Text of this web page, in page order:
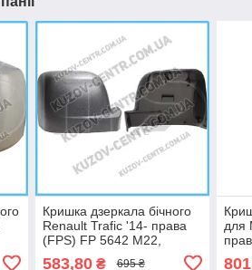
Кришка дзеркала бічного
Renault Trafic '14- права
(FPS) FP 5642 M22,
583,80₴ 695 ₴
для